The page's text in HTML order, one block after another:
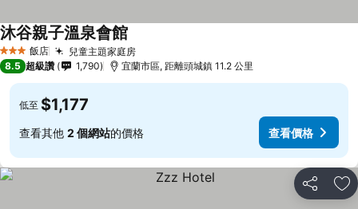
3 星級 飯店 兒童主題家庭房查看價格
沐谷親子溫泉會館
8.5 超級讚 1,790 宜蘭市區, 距離頭城鎮 11.2 公里
低至 $1,177
查看其他 2 個網站的價格 查看價格
分享 加